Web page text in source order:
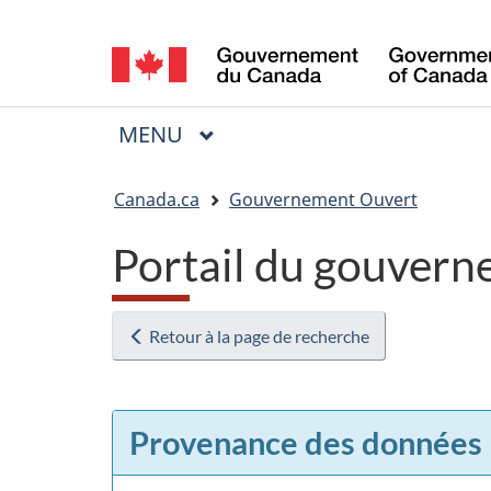
de
la
langue
Menu
MENU PRINCIPAL
Canada.ca Gouvernement Ouvert
Portail du
Retour à la page de recherche
Provenance des données